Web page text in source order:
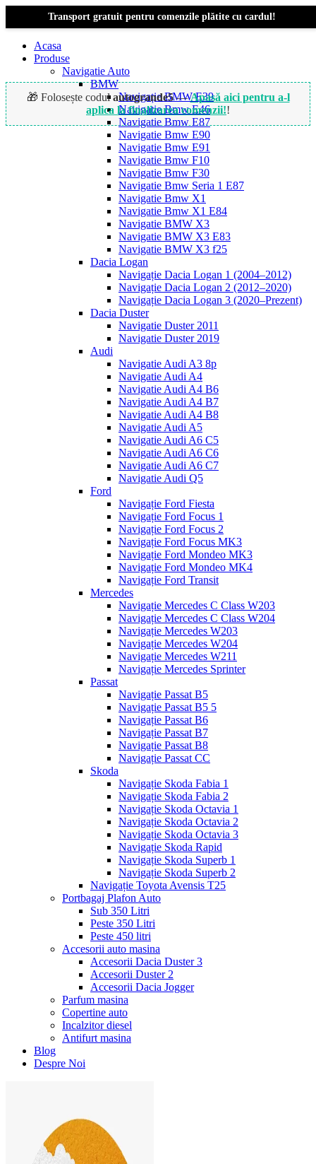
Transport gratuit pentru comenzile plătite cu cardul!
Acasa
Produse
Navigatie Auto
BMW
Navigație BMW E39
Navigatie Bmw E46
Navigatie Bmw E87
Navigatie Bmw E90
Navigatie Bmw E91
Navigatie Bmw F10
Navigatie Bmw F30
Navigatie Bmw Seria 1 E87
Navigatie Bmw X1
Navigatie Bmw X1 E84
Navigatie BMW X3
Navigatie BMW X3 E83
Navigatie BMW X3 f25
Dacia Logan
Navigație Dacia Logan 1 (2004–2012)
Navigație Dacia Logan 2 (2012–2020)
Navigație Dacia Logan 3 (2020–Prezent)
Dacia Duster
Navigatie Duster 2011
Navigatie Duster 2019
Audi
Navigatie Audi A3 8p
Navigatie Audi A4
Navigatie Audi A4 B6
Navigatie Audi A4 B7
Navigatie Audi A4 B8
Navigatie Audi A5
Navigatie Audi A6 C5
Navigatie Audi A6 C6
Navigatie Audi A6 C7
Navigatie Audi Q5
Ford
Navigație Ford Fiesta
Navigație Ford Focus 1
Navigație Ford Focus 2
Navigație Ford Focus MK3
Navigație Ford Mondeo MK3
Navigație Ford Mondeo MK4
Navigație Ford Transit
Mercedes
Navigație Mercedes C Class W203
Navigație Mercedes C Class W204
Navigație Mercedes W203
Navigație Mercedes W204
Navigație Mercedes W211
Navigație Mercedes Sprinter
Passat
Navigație Passat B5
Navigație Passat B5 5
Navigație Passat B6
Navigație Passat B7
Navigație Passat B8
Navigație Passat CC
Skoda
Navigație Skoda Fabia 1
Navigație Skoda Fabia 2
Navigație Skoda Octavia 1
Navigație Skoda Octavia 2
Navigație Skoda Octavia 3
Navigație Skoda Rapid
Navigație Skoda Superb 1
Navigație Skoda Superb 2
Navigație Toyota Avensis T25
Portbagaj Plafon Auto
Sub 350 Litri
Peste 350 Litri
Peste 450 litri
Accesorii auto masina
Accesorii Dacia Duster 3
Accesorii Duster 2
Accesorii Dacia Jogger
Parfum masina
Copertine auto
Incalzitor diesel
Antifurt masina
Blog
Despre Noi
🎁 Folosește codulautogrande5—Apasă aici pentru a-l
aplica la finalizarea comenzii!!